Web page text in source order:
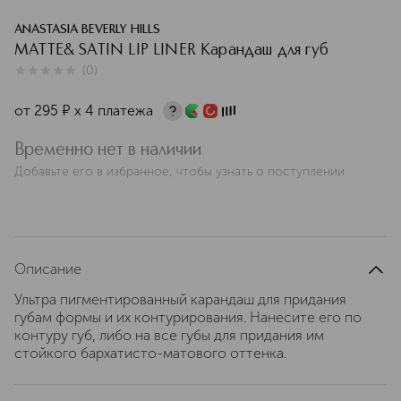
ANASTASIA BEVERLY HILLS
MATTE& SATIN LIP LINER Карандаш для губ
(0)
от 295 ¤ х 4 платежа
Временно нет в наличии
Добавьте его в избранное, чтобы узнать о поступлении
Описание
Ультра пигментированный карандаш для придания
губам формы и их контурирования. Нанесите его по
контуру губ, либо на все губы для придания им
стойкого бархатисто-матового оттенка.